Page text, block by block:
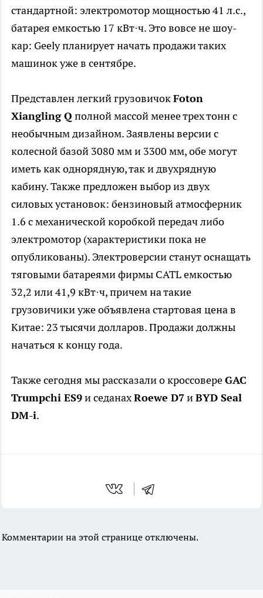
стандартной: электромотор мощностью 41 л.с.,
батарея емкостью 17 кВт·ч. Это вовсе не шоу-
кар: Geely планирует начать продажи таких
машинок уже в сентябре.
Представлен легкий грузовичокFoton
Xiangling Q полной массой менее трех тонн с
необычным дизайном. Заявлены версии с
колесной базой 3080 мм и 3300 мм, обе могут
иметь как однорядную, так и двухрядную
кабину. Также предложен выбор из двух
силовых установок: бензиновый атмосферник
1.6 с механической коробкой передач либо
электромотор (характеристики пока не
опубликованы). Электроверсии станут оснащать
тяговыми батареями фирмы CATL емкостью
32,2 или 41,9 кВт·ч, причем на такие
грузовичики уже объявлена стартовая цена в
Китае: 23 тысячи долларов. Продажи должны
начаться к концу года.
Также сегодня мы рассказали о кроссовереGAC
Trumpchi ES9и седанахRoewe D7иBYD Seal
DM-i.
Комментарии на этой странице отключены.